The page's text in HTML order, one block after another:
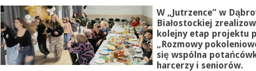
W „Jutrzence” w
Białostockiej
kolejny etap projektu
„Rozmowy
się wspólna
harcerzy i seniorów.